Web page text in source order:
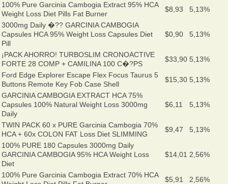
100% Pure Garcinia Cambogia Extract 95% HCA
Weight Loss Diet Pills Fat Burner
$8,93
5,13%
3000mg Daily �?? GARCINIA CAMBOGIA
Capsules HCA 95% Weight Loss Capsules Diet
Pill
$0,90 5,13%
¡PACK AHORRO! TURBOSLIM CRONOACTIVE
FORTE 28 COMP + CAMILINA 100 C�?PS
$33,90 5,13%
Ford Edge Explorer Escape Flex Focus Taurus 5
Buttons Remote Key Fob Case Shell
$15,30 5,13%
GARCINIA CAMBOGIA EXTRACT HCA 75%
Capsules 100% Natural Weight Loss 3000mg
Daily
$6,11 5,13%
TWIN PACK 60 x PURE Garcinia Cambogia 70%
HCA + 60x COLON FAT Loss Diet SLIMMING
$9,47
5,13%
100% PURE 180 Capsules 3000mg Daily
GARCINIA CAMBOGIA 95% HCA Weight Loss
Diet
$14,01 2,56%
100% Pure Garcinia Cambogia Extract 70% HCA
$5,91
2,56%